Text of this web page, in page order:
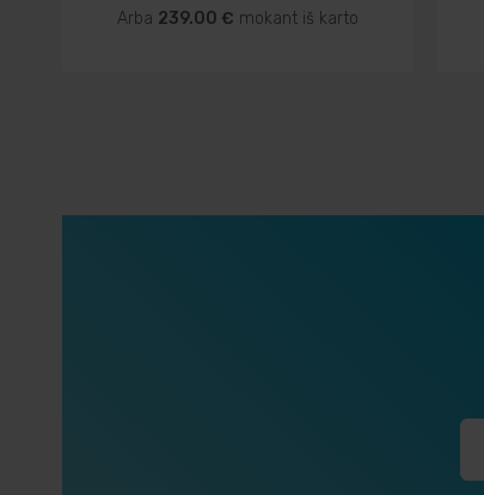
Arba 239.00 € mokant iš karto